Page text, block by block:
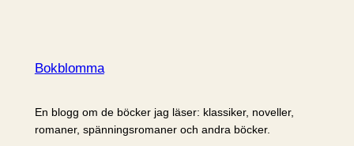
Bokblomma
En blogg om de böcker jag läser: klassiker, noveller,
romaner, spänningsromaner och andra böcker.